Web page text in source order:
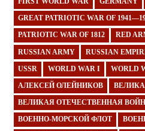
GREAT PATRIOTIC WAR OF
PATRIOTIC WAR OF 1812 RED
RUSSIAN ARMY RUSSIAN
USSR WORLD WAR I WORLD
АЛЕКСЕЙ ОЛЕЙНИКОВ
ВЕЛИКАЯ ОТЕЧЕСТВЕННАЯ ВОЙНА
ВОЕННО-МОРСКОЙ ФЛОТ